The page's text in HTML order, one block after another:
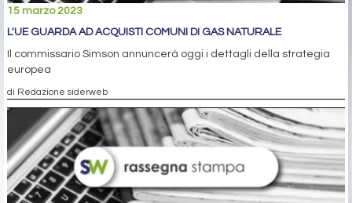
15 marzo 2023
L'UE GUARDA AD ACQUISTI COMUNI DI GAS NATURALE
Il commissario Simson annuncerà oggi i dettagli della strategia
europea
di Redazione siderweb